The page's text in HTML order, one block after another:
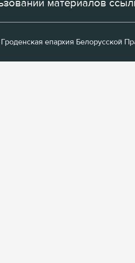
материалов
епархия Белорусской